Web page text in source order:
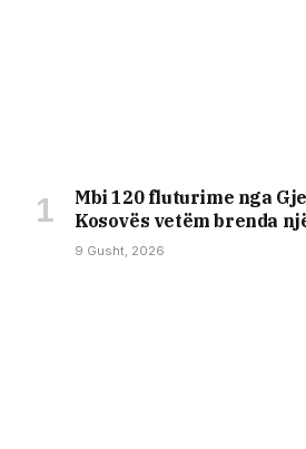
Mbi 120 fluturime nga
Kosovës vetëm brenda
9 Gusht, 2026